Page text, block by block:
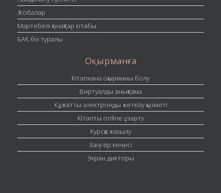
Жобалар
Мәртебелі қонақтар кітабы
БАҚ біз туралы
Оқырманға
Кітапхана оқырманы болу
Виртуалды анықтама
Құжатты электронды жеткізу қызметі
Кітапты online ұзарту
Курсқа жазылу
Заңгер кеңесі
Экран дикторы